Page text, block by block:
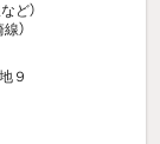
など）
）
９